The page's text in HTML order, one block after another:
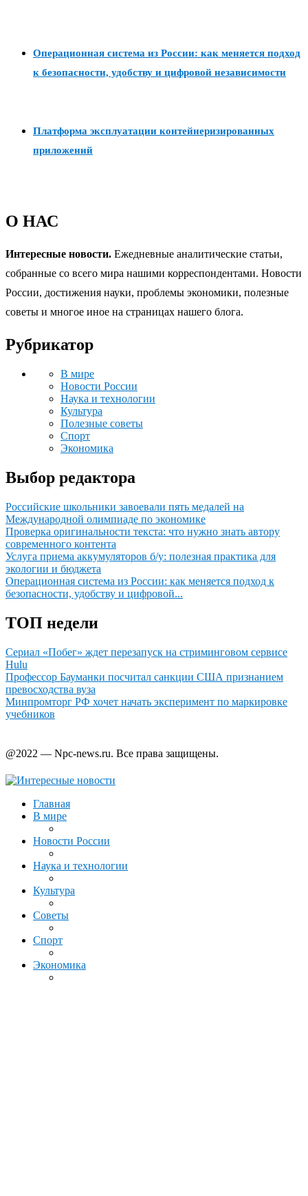
Операционная система из России: как меняется подход
к безопасности, удобству и цифровой независимости
Платформа эксплуатации контейнеризированных
приложений
О НАС
Интересные новости. Ежедневные аналитические статьи,
собранные со всего мира нашими корреспондентами. Новости
России, достижения науки, проблемы экономики, полезные
советы и многое иное на страницах нашего блога.
Рубрикатор
В мире
Новости России
Наука и технологии
Культура
Полезные советы
Спорт
Экономика
Выбор редактора
Российские школьники завоевали пять медалей на
Международной олимпиаде по экономике
Проверка оригинальности текста: что нужно знать автору
современного контента
Услуга приема аккумуляторов б/у: полезная практика для
экологии и бюджета
Операционная система из России: как меняется подход к
безопасности, удобству и цифровой...
ТОП недели
Сериал «Побег» ждет перезапуск на стриминговом сервисе
Hulu
Профессор Бауманки посчитал санкции США признанием
превосходства вуза
Минпромторг РФ хочет начать эксперимент по маркировке
учебников
@2022 — Npc-news.ru. Все права защищены.
Главная
В мире
Новости России
Наука и технологии
Культура
Советы
Спорт
Экономика